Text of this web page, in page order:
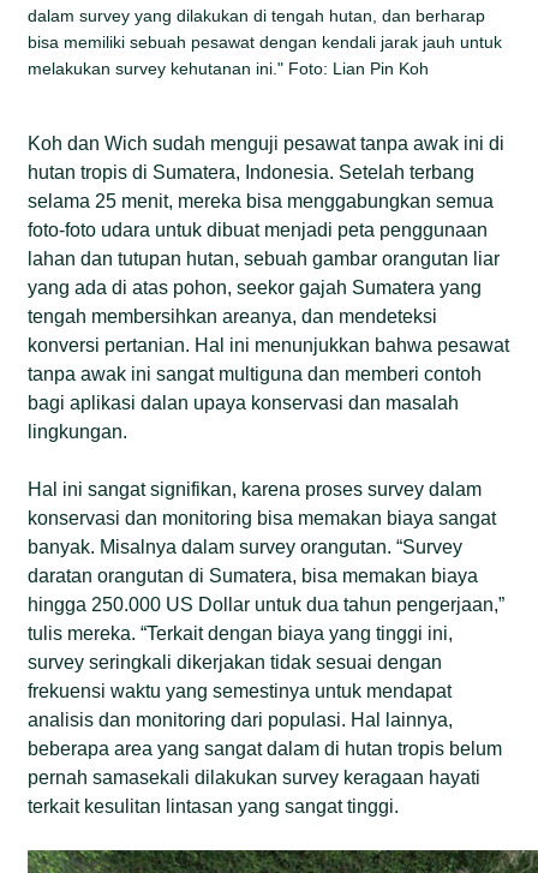
dalam survey yang dilakukan di tengah hutan, dan berharap
bisa memiliki sebuah pesawat dengan kendali jarak jauh untuk
melakukan survey kehutanan ini." Foto: Lian Pin Koh
Koh dan Wich sudah menguji pesawat tanpa awak ini di
hutan tropis di Sumatera, Indonesia. Setelah terbang
selama 25 menit, mereka bisa menggabungkan semua
foto-foto udara untuk dibuat menjadi peta penggunaan
lahan dan tutupan hutan, sebuah gambar orangutan liar
yang ada di atas pohon, seekor gajah Sumatera yang
tengah membersihkan areanya, dan mendeteksi
konversi pertanian. Hal ini menunjukkan bahwa pesawat
tanpa awak ini sangat multiguna dan memberi contoh
bagi aplikasi dalan upaya konservasi dan masalah
lingkungan.
Hal ini sangat signifikan, karena proses survey dalam
konservasi dan monitoring bisa memakan biaya sangat
banyak. Misalnya dalam survey orangutan. “Survey
daratan orangutan di Sumatera, bisa memakan biaya
hingga 250.000 US Dollar untuk dua tahun pengerjaan,”
tulis mereka. “Terkait dengan biaya yang tinggi ini,
survey seringkali dikerjakan tidak sesuai dengan
frekuensi waktu yang semestinya untuk mendapat
analisis dan monitoring dari populasi. Hal lainnya,
beberapa area yang sangat dalam di hutan tropis belum
pernah samasekali dilakukan survey keragaan hayati
terkait kesulitan lintasan yang sangat tinggi.